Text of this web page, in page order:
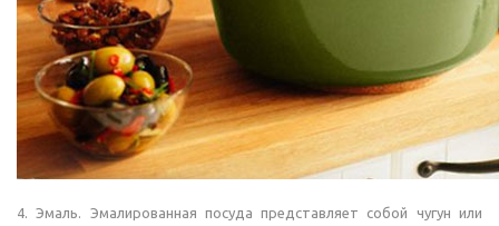
4. Эмаль. Эмалированная посуда представляет собой чугун или